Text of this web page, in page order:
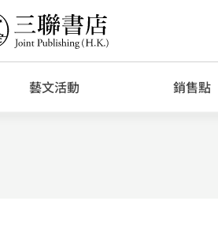
藝文活動 銷售點